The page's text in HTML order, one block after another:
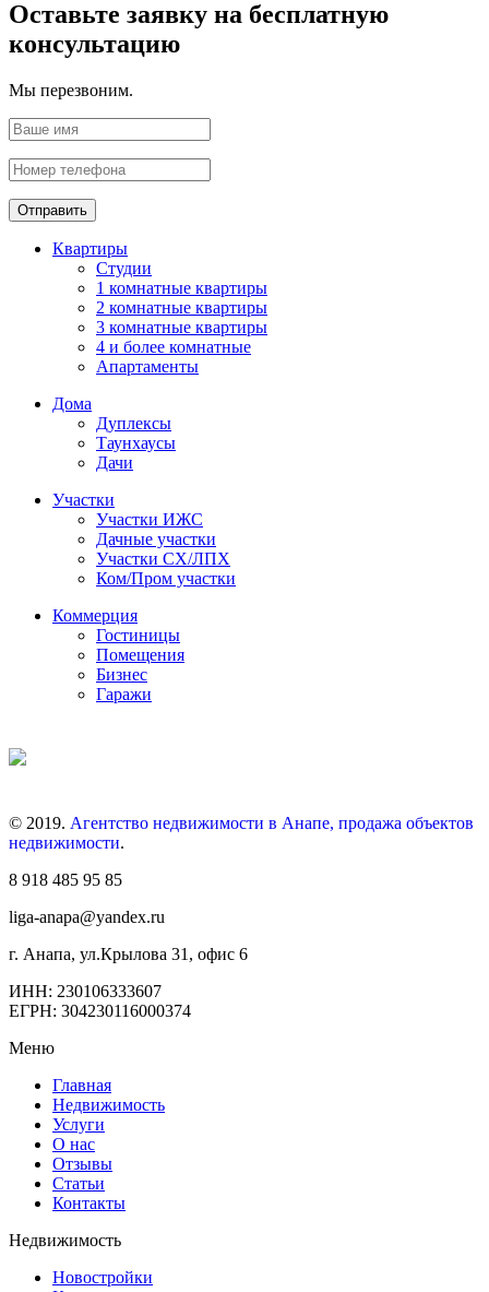
Оставьте заявку на бесплатную
консультацию
Мы перезвоним.
Отправить
Квартиры
Студии
1 комнатные квартиры
2 комнатные квартиры
3 комнатные квартиры
4 и более комнатные
Апартаменты
Дома
Дуплексы
Таунхаусы
Дачи
Участки
Участки ИЖС
Дачные участки
Участки СХ/ЛПХ
Ком/Пром участки
Коммерция
Гостиницы
Помещения
Бизнес
Гаражи
© 2019. Агентство недвижимости в Анапе, продажа объектов
недвижимости.
8 918 485 95 85
liga-anapa@yandex.ru
г. Анапа, ул.Крылова 31, офис 6
ИНН: 230106333607
ЕГРН: 304230116000374
Меню
Главная
Недвижимость
Услуги
О нас
Отзывы
Статьи
Контакты
Недвижимость
Новостройки